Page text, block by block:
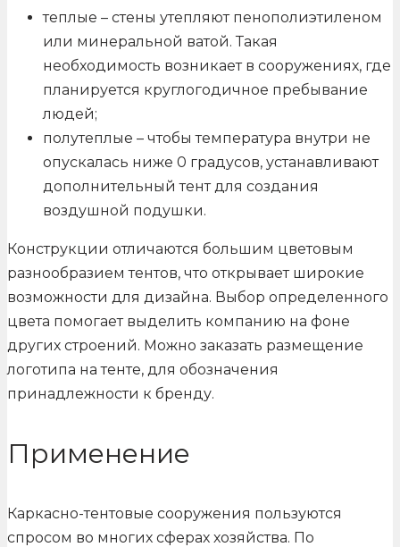
теплые – стены утепляют пенополиэтиленом
или минеральной ватой. Такая
необходимость возникает в сооружениях, где
планируется круглогодичное пребывание
людей;
полутеплые – чтобы температура внутри не
опускалась ниже 0 градусов, устанавливают
дополнительный тент для создания
воздушной подушки.
Конструкции отличаются большим цветовым
разнообразием тентов, что открывает широкие
возможности для дизайна. Выбор определенного
цвета помогает выделить компанию на фоне
других строений. Можно заказать размещение
логотипа на тенте, для обозначения
принадлежности к бренду.
Применение
Каркасно-тентовые сооружения пользуются
спросом во многих сферах хозяйства. По